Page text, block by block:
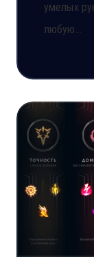
умелых
любую…